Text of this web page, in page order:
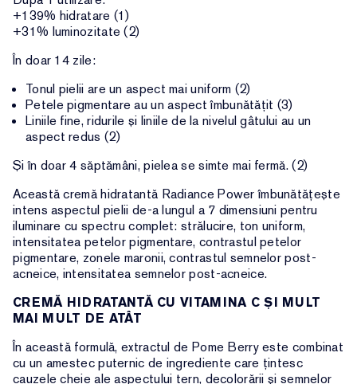
+139% hidratare (1)
+31% luminozitate (2)
În doar 14 zile:
Tonul pielii are un aspect mai uniform (2)
Petele pigmentare au un aspect îmbunătățit (3)
Liniile fine, ridurile și liniile de la nivelul gâtului au un
aspect redus (2)
Și în doar 4 săptămâni, pielea se simte mai fermă. (2)
Această cremă hidratantă Radiance Power îmbunătățește
intens aspectul pielii de-a lungul a 7 dimensiuni pentru
iluminare cu spectru complet: strălucire, ton uniform,
intensitatea petelor pigmentare, contrastul petelor
pigmentare, zonele maronii, contrastul semnelor post-
acneice, intensitatea semnelor post-acneice.
CREMĂ HIDRATANTĂ CU VITAMINA C ȘI MULT
MAI MULT DE ATÂT
În această formulă, extractul de Pome Berry este combinat
cu un amestec puternic de ingrediente care țintesc
cauzele cheie ale aspectului tern, decolorării și semnelor